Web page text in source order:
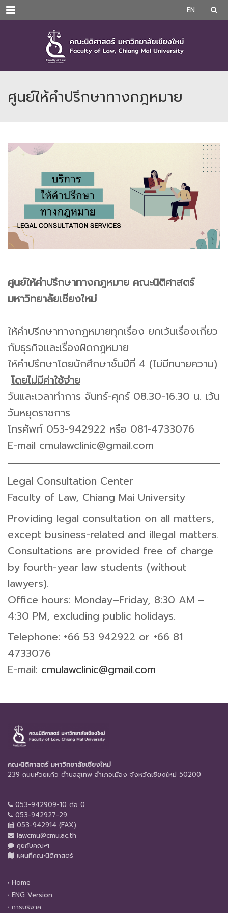
Menu EN
ศูนย์ให้คำปรึกษาทางกฎหมาย
ศูนย์ให้คำปรึกษาทางกฎหมาย คณะนิติศาสตร์
มหาวิทยาลัยเชียงใหม่
ให้คำปรึกษาทางกฎหมายทุกเรื่อง ยกเว้นเรื่องเกี่ยว
กับธุรกิจและเรื่องผิดกฎหมาย
ให้คำปรึกษาโดยนักศึกษาชั้นปีที่ 4 (ไม่มีทนายความ)
โดยไม่มีค่าใช้จ่าย
วันและเวลาทำการ จันทร์-ศุกร์ 08.30-16.30 น. เว้น
วันหยุดราชการ
โทรศัพท์ 053-942922 หรือ 081-4733076
E-mail cmulawclinic@gmail.com
Legal Consultation Center
Faculty of Law, Chiang Mai University
Providing legal consultation on all matters,
except business-related and illegal matters.
Consultations are provided free of charge
by fourth-year law students (without
lawyers).
Office hours: Monday–Friday, 8:30 AM –
4:30 PM, excluding public holidays.
Telephone: +66 53 942922 or +66 81
4733076
E-mail: cmulawclinic@gmail.com
คณะนิติศาสตร์ มหาวิทยาลัยเชียงใหม่
239 ถนนห้วยแก้ว ตำบลสุเทพ อำเภอเมือง จังหวัดเชียงใหม่ 50200
053-942909-10 ต่อ 0
053-942927-29
053-942914 (FAX)
lawcmu@cmu.ac.th
คุยกับคณะฯ
แผนที่คณะนิติศาสตร์
Home
ENG Version
การบริจาค